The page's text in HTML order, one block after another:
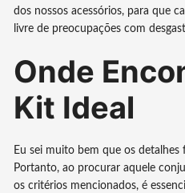
dos nossos acessórios, para que
livre de preocupações com
Onde
Kit Ideal
Eu sei muito bem que os detalhes
Portanto, ao procurar aquele
os critérios mencionados, é